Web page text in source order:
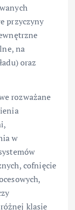
przyczyny
na
oraz
rozważane
w
cofnięcie
klasie